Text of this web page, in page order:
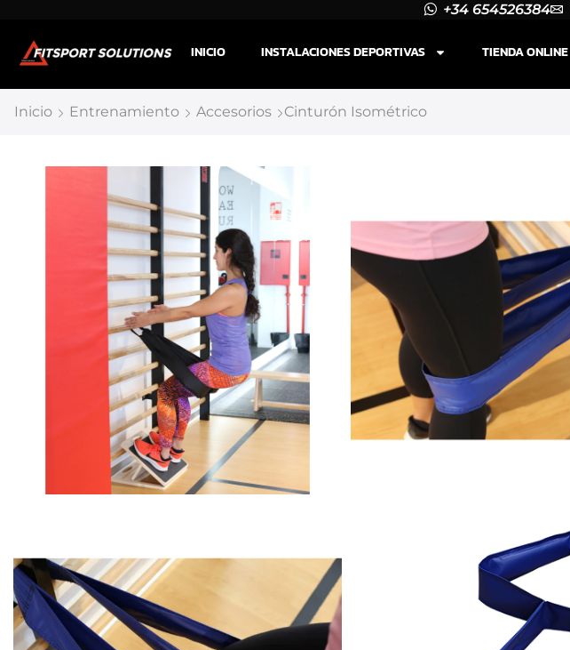
+34 654526384
INICIO INSTALACIONES DEPORTIVAS TIENDA ONLINE
Inicio Entrenamiento Accesorios Cinturón Isométrico